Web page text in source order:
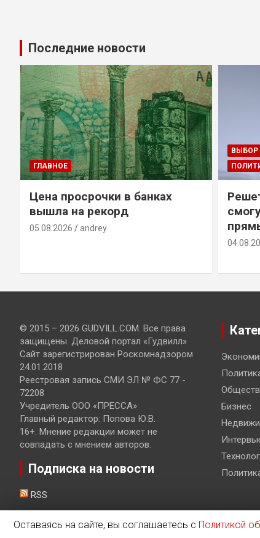
Последние новости
ГЛАВНОЕ
Цена просрочки в банках
вышла на рекорд
05.08.2026 andrey
ВЫБОР
© 2015 – 2026 GUDVILL.COM. Все права
защищены. Деловой портал «Гудвилл»
Сайт зарегистрирован Роскомнадзором
24.01.2018
Реестровая запись СМИ ЭЛ № ФС 77 -
72208
Учредитель ООО «ПРЕССА»
Главный редактор: Попова Ю.В.
16+. Мнение редакции может не
совпадать с мнением авторов.
Подписка на новости
RSS
Бизнес
Оставаясь на сайте, вы соглашаетесь с Политикой